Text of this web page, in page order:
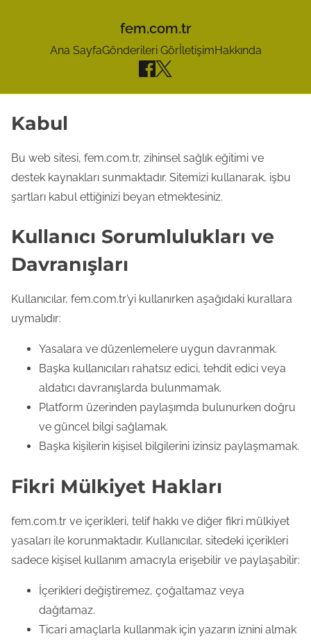
fem.com.tr
Ana SayfaGönderileri GörİletişimHakkında
Kabul
Bu web sitesi, fem.com.tr, zihinsel sağlık eğitimi ve
destek kaynakları sunmaktadır. Sitemizi kullanarak, işbu
şartları kabul ettiğinizi beyan etmektesiniz.
Kullanıcı Sorumlulukları ve
Davranışları
Kullanıcılar, fem.com.tr’yi kullanırken aşağıdaki kurallara
uymalıdır:
Yasalara ve düzenlemelere uygun davranmak.
Başka kullanıcıları rahatsız edici, tehdit edici veya
aldatıcı davranışlarda bulunmamak.
Platform üzerinden paylaşımda bulunurken doğru
ve güncel bilgi sağlamak.
Başka kişilerin kişisel bilgilerini izinsiz paylaşmamak.
Fikri Mülkiyet Hakları
fem.com.tr ve içerikleri, telif hakkı ve diğer fikri mülkiyet
yasaları ile korunmaktadır. Kullanıcılar, sitedeki içerikleri
sadece kişisel kullanım amacıyla erişebilir ve paylaşabilir:
İçerikleri değiştiremez, çoğaltamaz veya
dağıtamaz.
Ticari amaçlarla kullanmak için yazarın iznini almak